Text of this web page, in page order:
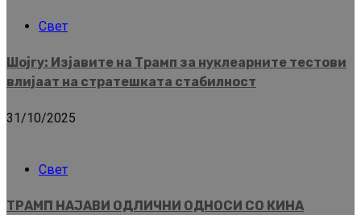
Свет
Шојгу: Изјавите на Трамп за нуклеарните тестови
влијаат на стратешката стабилност
31/10/2025
Свет
ТРАМП НАЈАВИ ОДЛИЧНИ ОДНОСИ СО КИНА